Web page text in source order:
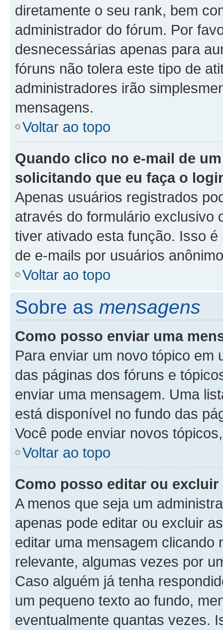
diretamente o seu rank, bem
administrador do fórum. Por
desnecessárias apenas para
fóruns não tolera este tipo de
administradores irão
mensagens.
Voltar ao topo
Quando clico no e-mail de
solicitando que eu faça o
Apenas usuários registrados
através do formulário exclusivo
tiver ativado esta função. Isso
de e-mails por usuários
Voltar ao topo
Sobre as mensagens
Como posso enviar uma
Para enviar um novo tópico em
das páginas dos fóruns e
enviar uma mensagem. Uma
está disponível no fundo das
Você pode enviar novos
Voltar ao topo
Como posso editar ou excluir
A menos que seja um
apenas pode editar ou excluir
editar uma mensagem clicando
relevante, algumas vezes por
Caso alguém já tenha
um pequeno texto ao fundo,
eventualmente quantas vezes.